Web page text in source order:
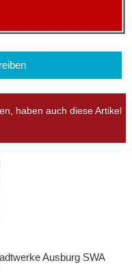
haben auch diese Artikel
Ausburg SWA